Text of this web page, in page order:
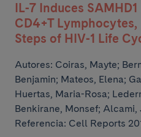
IL-7 Induces
CD4+T
Steps of HIV-1 Life
Autores: Coiras, Mayte;
Benjamin; Mateos, Elena;
Huertas, Maria-Rosa;
Benkirane, Monsef; Alcami,
Referencia: Cell Reports